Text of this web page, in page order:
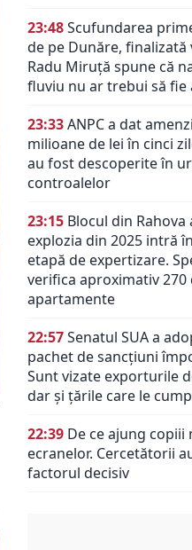
23:48Scufundarea
de pe Dunăre, finalizată
Radu Miruță spune că
fluviu nu ar trebui să fie
23:33ANPC a dat
milioane de lei în cinci
au fost descoperite în
controalelor
23:15 Blocul din
explozia din 2025 intră
etapă de expertizare.
verifica aproximativ 270
apartamente
22:57Senatul SUA a
pachet de sancțiuni
Sunt vizate exporturile
dar și țările care le
22:39 De ce ajung copiii
ecranelor. Cercetătorii
factorul decisiv